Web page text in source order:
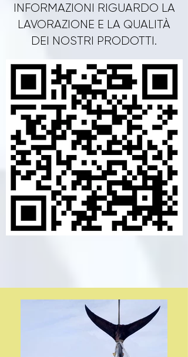
INFORMAZIONI RIGUARDO LA
LAVORAZIONE E LA QUALITÀ
DEI NOSTRI PRODOTTI.